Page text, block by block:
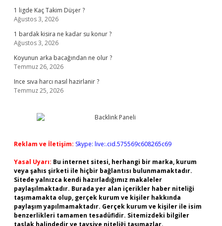
1 ligde Kaç Takim Düşer ?
Ağustos 3, 2026
1 bardak kisira ne kadar su konur ?
Ağustos 3, 2026
Koyunun arka bacağından ne olur ?
Temmuz 26, 2026
Ince sıva harcı nasıl hazirlanir ?
Temmuz 25, 2026
Reklam ve İletişim: Skype: live:.cid.575569c608265c69
Yasal Uyarı: Bu internet sitesi, herhangi bir marka, kurum
veya şahıs şirketi ile hiçbir bağlantısı bulunmamaktadır.
Sitede yalnızca kendi hazırladığımız makaleler
paylaşılmaktadır. Burada yer alan içerikler haber niteliği
taşımamakta olup, gerçek kurum ve kişiler hakkında
paylaşım yapılmamaktadır. Gerçek kurum ve kişiler ile isim
benzerlikleri tamamen tesadüfidir. Sitemizdeki bilgiler
taslak halindedir ve tavsiye niteliği taşımazlar.